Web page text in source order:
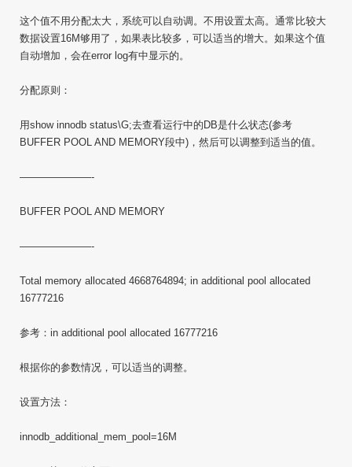
这个值不用分配太大，系统可以自动调。不用设置太高。通常比较大
数据设置16M够用了，如果表比较多，可以适当的增大。如果这个值
自动增加，会在error log有中显示的。
分配原则：
用show innodb status\G;去查看运行中的DB是什么状态(参考
BUFFER POOL AND MEMORY段中)，然后可以调整到适当的值。
———————-
BUFFER POOL AND MEMORY
———————-
Total memory allocated 4668764894; in additional pool allocated
16777216
参考：in additional pool allocated 16777216
根据你的参数情况，可以适当的调整。
设置方法：
innodb_additional_mem_pool=16M